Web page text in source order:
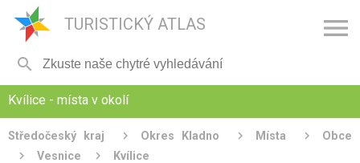
TURISTICKÝ ATLAS 

Kvílice - místa v okolí
Středočeský kraj Okres Kladno Místa
Obce
Vesnice
Kvílice